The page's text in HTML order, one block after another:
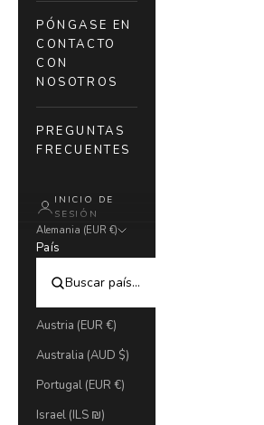
PÓNGASE EN
CONTACTO
CON
NOSOTROS
PREGUNTAS
FRECUENTES
INICIO DE
SESIÓN
Alemania (EUR €)
País
Austria (EUR €)
Australia (AUD $)
Portugal (EUR €)
Israel (ILS ₪)